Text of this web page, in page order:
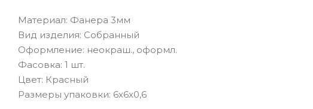
Материал: Фанера 3мм
Вид изделия: Собранный
Оформление: неокраш., оформл.
Фасовка: 1 шт.
Цвет: Красный
Размеры упаковки: 6х6х0,6